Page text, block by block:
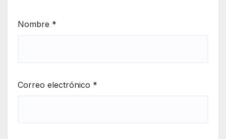
Nombre *
Correo electrónico *